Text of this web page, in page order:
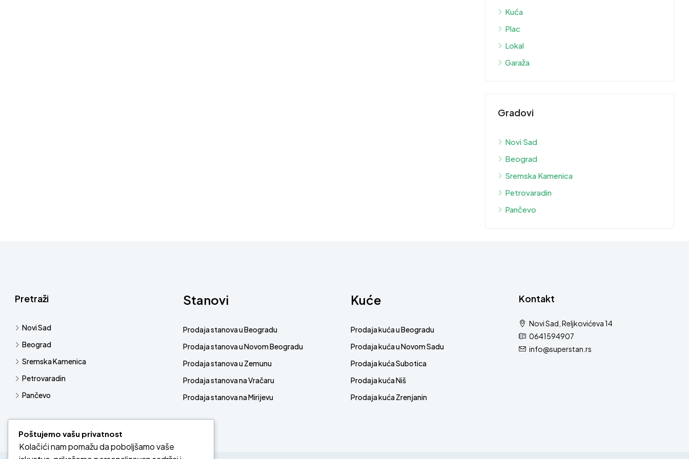
Kuća
Plac
Lokal
Garaža
Gradovi
Novi Sad
Beograd
Sremska Kamenica
Petrovaradin
Pančevo
Pretraži
Novi Sad
Beograd
Sremska Kamenica
Petrovaradin
Pančevo
Stanovi
Prodaja stanova u Beogradu
Prodaja stanova u Novom Beogradu
Prodaja stanova u Zemunu
Prodaja stanova na Vračaru
Prodaja stanova na Mirijevu
Kuće
Prodaja kuća u Beogradu
Prodaja kuća u Novom Sadu
Prodaja kuća Subotica
Prodaja kuća Niš
Prodaja kuća Zrenjanin
Kontakt
Novi Sad, Reljkovićeva 14
0641594907
info@superstan.rs
Poštujemo vašu privatnost
Kolačići nam pomažu da poboljšamo vaše